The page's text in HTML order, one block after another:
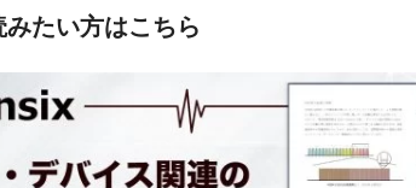
たい方はこちら